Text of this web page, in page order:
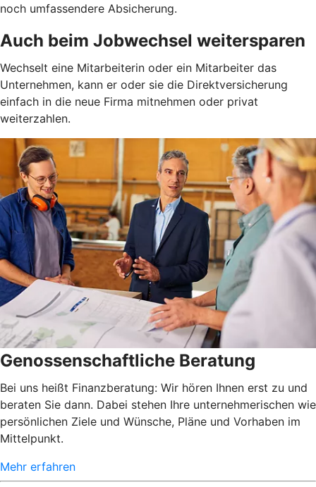
noch umfassendere Absicherung.
Auch beim Jobwechsel weitersparen
Wechselt eine Mitarbeiterin oder ein Mitarbeiter das
Unternehmen, kann er oder sie die Direktversicherung
einfach in die neue Firma mitnehmen oder privat
weiterzahlen.
Genossenschaftliche Beratung
Bei uns heißt Finanzberatung: Wir hören Ihnen erst zu und
beraten Sie dann. Dabei stehen Ihre unternehmerischen wie
persönlichen Ziele und Wünsche, Pläne und Vorhaben im
Mittelpunkt.
Mehr erfahren